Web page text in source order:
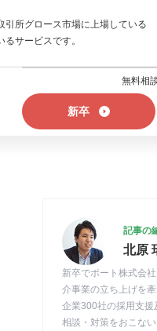
引所グロース市場に上場している
サービスです。
無料相
新卒
記事の
北原
新卒でポート株式会
介事業の立ち上げを
企業300社の採用支
相談・対策をおこな